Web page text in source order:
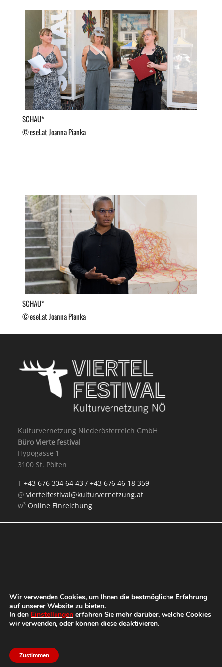
SCHAU*
esel.at Joanna Pianka
SCHAU*
esel.at Joanna Pianka
SCHAU*
esel.at Joanna Pianka
Kulturvernetzung Niederösterreich GmbH
Büro Viertelfestival
Hypogasse 1
3100 St. Pölten
T+43 676 304 64 43 /+43 676 46 18 359
@viertelfestival@kulturvernetzung.at
w³ Online Einreichung
Wir verwenden Cookies, um Ihnen die bestmögliche Erfahrung
auf unserer Website zu bieten.
In den Einstellungen erfahren Sie mehr darüber, welche Cookies
wir verwenden, oder können diese deaktivieren.
Zustimmen